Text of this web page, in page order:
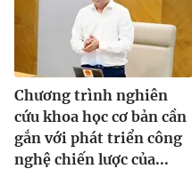
Chương trình nghiên
cứu khoa học cơ bản cần
gắn với phát triển công
nghệ chiến lược của...